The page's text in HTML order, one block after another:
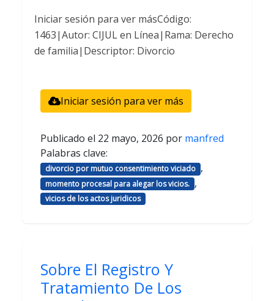
Iniciar sesión para ver másCódigo:
1463|Autor: CIJUL en Línea|Rama: Derecho
de familia|Descriptor: Divorcio
Iniciar sesión para ver más
Publicado el 22 mayo, 2026 por manfred
Palabras clave:
divorcio por mutuo consentimiento viciado ,
momento procesal para alegar los vicios. ,
vicios de los actos juridicos
Sobre El Registro Y
Tratamiento De Los